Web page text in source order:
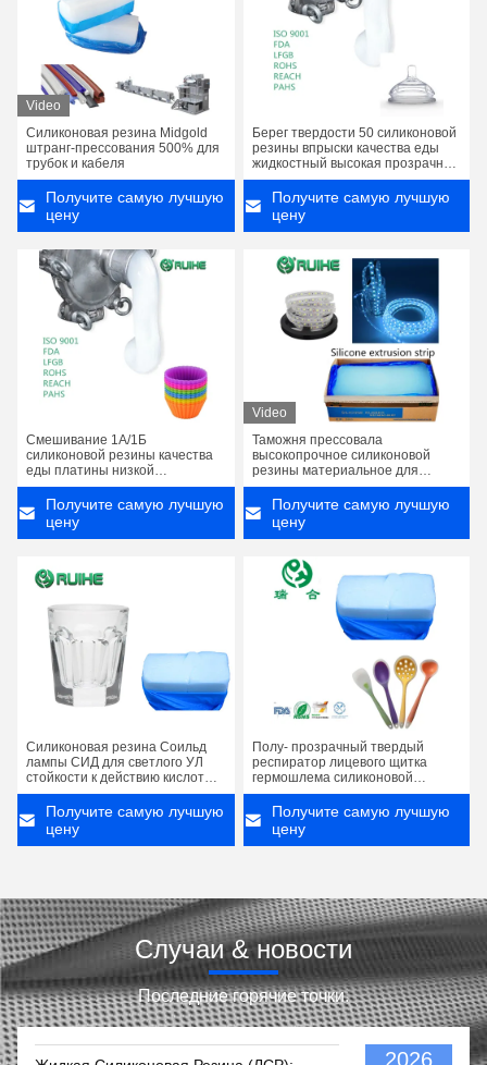
Video
Силиконовая резина Midgold
штранг-прессования 500% для
трубок и кабеля
Получите самую лучшую
цену
Берег твердости 50 силиконовой
резины впрыски качества еды
жидкостный высокая прозрачная
ниппель фидера младенца
Получите самую лучшую
цену
Смешивание 1А/1Б
силиконовой резины качества
еды платины низкой
выкостности жидкостное томом
Получите самую лучшую
цену
Video
Таможня прессовала
высокопрочное силиконовой
резины материальное для
частей Сеалант
Получите самую лучшую
цену
Силиконовая резина Соильд
лампы СИД для светлого УЛ
стойкости к действию кислот
прессформы
Получите самую лучшую
цену
Полу- прозрачный твердый
респиратор лицевого щитка
гермошлема силиконовой
резины Унисекс удобный
хирургический резиновый
Получите самую лучшую
цену
Случаи & новости
Последние горячие точки.
2026